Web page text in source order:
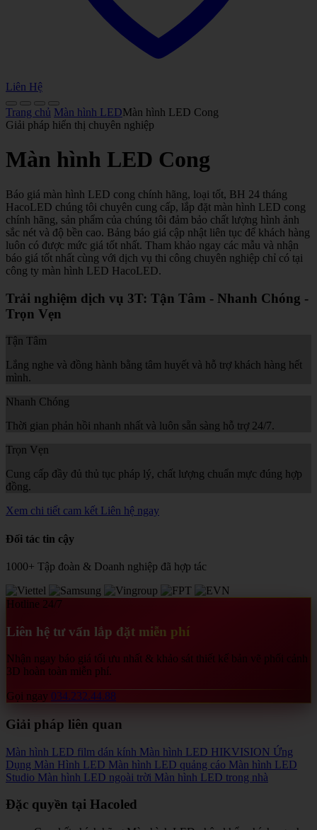
Liên Hệ
Trang chủ Màn hình LEDMàn hình LED Cong
Giải pháp hiển thị chuyên nghiệp
Màn hình LED Cong
Báo giá màn hình LED cong chính hãng, loại tốt, BH 24 tháng
HacoLED chúng tôi chuyên cung cấp, lắp đặt màn hình LED cong
chính hãng, sản phẩm của chúng tôi đảm bảo chất lượng hình ảnh
sắc nét và độ bền cao. Bảng báo giá cập nhật liên tục để khách hàng
luôn có được mức giá tốt nhất. Tham khảo ngay các mẫu và nhận
báo giá tốt nhất cùng với dịch vụ thi công chuyên nghiệp chỉ có tại
công ty màn hình LED HacoLED.
Trải nghiệm dịch vụ 3T: Tận Tâm - Nhanh Chóng -
Trọn Vẹn
Tận Tâm
Lắng nghe và đồng hành bằng tâm huyết và hỗ trợ khách hàng hết
mình.
Nhanh Chóng
Thời gian phản hồi nhanh nhất và luôn sẵn sàng hỗ trợ 24/7.
Trọn Vẹn
Cung cấp đầy đủ thủ tục pháp lý, chất lượng chuẩn mực đúng hợp
đồng.
Xem chi tiết cam kết Liên hệ ngay
Đối tác tin cậy
1000+ Tập đoàn & Doanh nghiệp đã hợp tác
Hotline 24/7
Liên hệ tư vấn lắp đặt miễn phí
Nhận ngay báo giá tối ưu nhất & khảo sát thiết kế bản vẽ phối cảnh
3D hoàn toàn miễn phí.
Gọi ngay 034.232.44.88
Giải pháp liên quan
Màn hình LED film dán kính Màn hình LED HIKVISION Ứng
Dụng Màn Hình LED Màn hình LED quảng cáo Màn hình LED
Studio Màn hình LED ngoài trời Màn hình LED trong nhà
Đặc quyền tại Hacoled